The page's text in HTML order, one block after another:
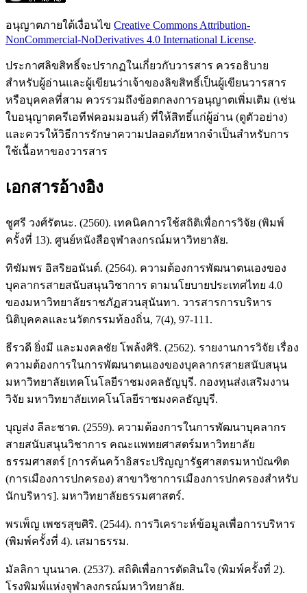
อนุญาตภายใต้เงื่อนไข Creative Commons Attribution-
NonCommercial-NoDerivatives 4.0 International License.
ประกาศลิขสิทธิ์จะปรากฏในเกี่ยวกับวารสาร ควรอธิบาย
สำหรับผู้อ่านและผู้เขียนว่าเจ้าของลิขสิทธิ์เป็นผู้เขียนวารสาร
หรือบุคคลที่สาม ควรรวมถึงข้อตกลงการอนุญาตเพิ่มเติม (เช่น
ใบอนุญาตครีเอทีฟคอมมอนส์) ที่ให้สิทธิ์แก่ผู้อ่าน (ดูตัวอย่าง)
และควรให้วิธีการรักษาความปลอดภัยหากจำเป็นสำหรับการ
ใช้เนื้อหาของวารสาร
เอกสารอ้างอิง
ชูศรี วงศ์รัตนะ. (2560). เทคนิคการใช้สถิติเพื่อการวิจัย (พิมพ์
ครั้งที่ 13). ศูนย์หนังสือจุฬาลงกรณ์มหาวิทยาลัย.
ทิฆัมพร อิสริยอนันต์. (2564). ความต้องการพัฒนาตนเองของ
บุคลากรสายสนับสนุนวิชาการ ตามนโยบายประเทศไทย 4.0
ของมหาวิทยาลัยราชภัฏสวนสุนันทา. วารสารการบริหาร
นิติบุคคลและนวัตกรรมท้องถิ่น, 7(4), 97-111.
ธีรวดี ยิ่งมี และมงคลชัย โพล้งศิริ. (2562). รายงานการวิจัย เรื่อง
ความต้องการในการพัฒนาตนเองของบุคลากรสายสนับสนุน
มหาวิทยาลัยเทคโนโลยีราชมงคลธัญบุรี. กองทุนส่งเสริมงาน
วิจัย มหาวิทยาลัยเทคโนโลยีราชมงคลธัญบุรี.
บุญส่ง ลีละชาต. (2559). ความต้องการในการพัฒนาบุคลากร
สายสนับสนุนวิชาการ คณะแพทยศาสตร์มหาวิทยาลัย
ธรรมศาสตร์ [การค้นคว้าอิสระปริญญารัฐศาสตรมหาบัณฑิต
(การเมืองการปกครอง) สาขาวิชาการเมืองการปกครองสำหรับ
นักบริหาร]. มหาวิทยาลัยธรรมศาสตร์.
พรเพ็ญ เพชรสุขศิริ. (2544). การวิเคราะห์ข้อมูลเพื่อการบริหาร
(พิมพ์ครั้งที่ 4). เสมาธรรม.
มัลลิกา บุนนาค. (2537). สถิติเพื่อการตัดสินใจ (พิมพ์ครั้งที่ 2).
โรงพิมพ์แห่งจุฬาลงกรณ์มหาวิทยาลัย.